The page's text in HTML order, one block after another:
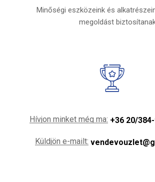
Minőségi eszközeink és
megoldást
Hívjon minket még ma: +36 20/
Küldjön e-mailt: